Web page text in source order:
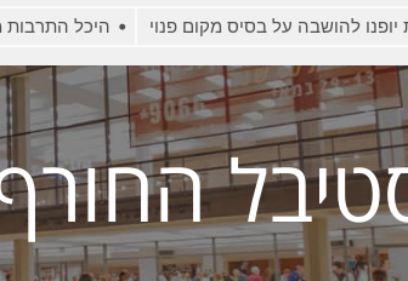
על בסיס מקום פנוי היכל התרבות מונגש